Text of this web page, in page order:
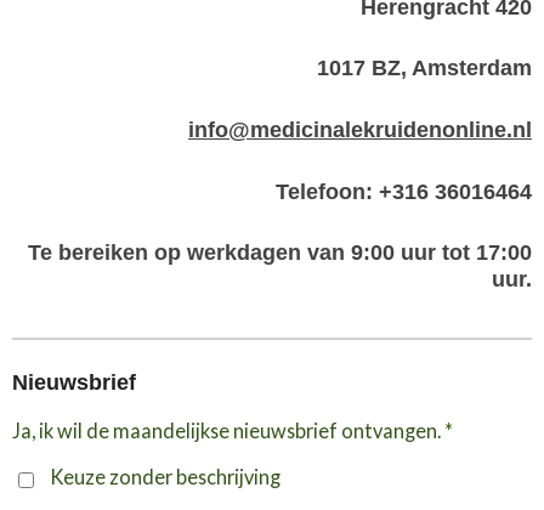
Herengracht 420
1017 BZ, Amsterdam
info@medicinalekruidenonline.nl
Telefoon: +316 36016464
Te bereiken op werkdagen van 9:00 uur tot 17:00
uur.
Nieuwsbrief
Ja, ik wil de maandelijkse nieuwsbrief ontvangen. *
Keuze zonder beschrijving